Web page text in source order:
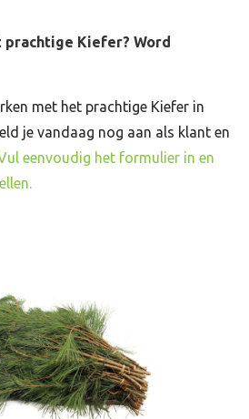
prachtige Kiefer? Word
met het prachtige Kiefer in
je vandaag nog aan als klant en
eenvoudig het formulier in en